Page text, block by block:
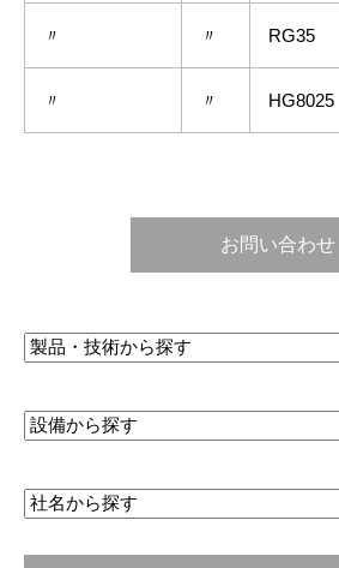
〃 〃 RG35
〃 〃 HG8025
お問い合わせ